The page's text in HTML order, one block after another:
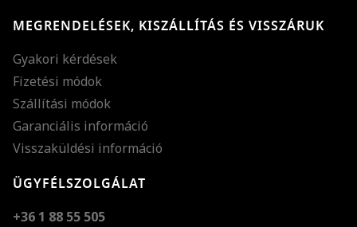
MEGRENDELÉSEK, KISZÁLLÍTÁS ÉS VISSZÁRUK
Gyakori kérdések
Fizetési módok
Szállítási módok
Garanciális információ
Visszaküldési információ
ÜGYFÉLSZOLGÁLAT
+36 1 88 55 505